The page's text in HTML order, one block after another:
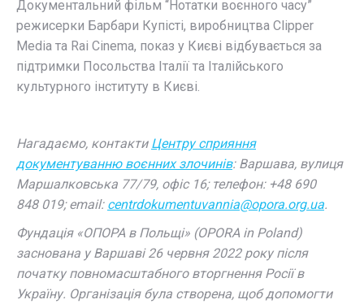
Документальний фільм “Нотатки воєнного часу”
режисерки Барбари Купісті, виробництва Clipper
Media та Rai Cinema, показ у Києві відбувається за
підтримки Посольства Італії та Італійського
культурного інституту в Києві.
Нагадаємо, контакти Центру сприяння
документуванню воєнних злочинів: Варшава, вулиця
Маршалковська 77/79, офіс 16; телефон: +48 690
848 019; email: centrdokumentuvannia@opora.org.ua.
Фундація «ОПОРА в Польщі» (OPORA in Poland)
заснована у Варшаві 26 червня 2022 року після
початку повномасштабного вторгнення Росії в
Україну. Організація була створена, щоб допомогти